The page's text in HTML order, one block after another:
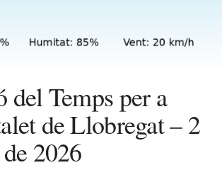
del Temps per a
de Llobregat – 2
2026